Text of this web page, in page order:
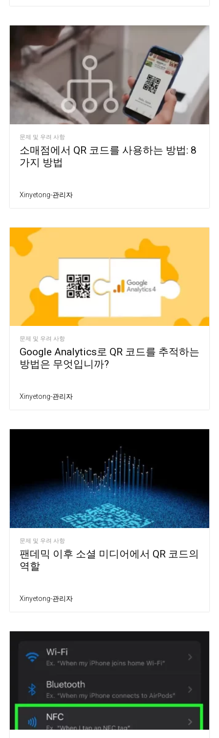
문제 및 우려 사항
소매점에서 QR 코드를 사용하는 방법: 8
가지 방법
Xinyetong-관리자
문제 및 우려 사항
Google Analytics로 QR 코드를 추적하는
방법은 무엇입니까?
Xinyetong-관리자
문제 및 우려 사항
팬데믹 이후 소셜 미디어에서 QR 코드의
역할
Xinyetong-관리자